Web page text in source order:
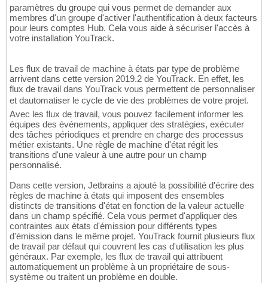
paramètres du groupe qui vous permet de demander aux
membres d'un groupe d'activer l'authentification à deux facteurs
pour leurs comptes Hub. Cela vous aide à sécuriser l'accès à
votre installation YouTrack.
Les flux de travail de machine à états par type de problème
arrivent dans cette version 2019.2 de YouTrack. En effet, les
flux de travail dans YouTrack vous permettent de personnaliser
et dautomatiser le cycle de vie des problèmes de votre projet.
Avec les flux de travail, vous pouvez facilement informer les
équipes des événements, appliquer des stratégies, exécuter
des tâches périodiques et prendre en charge des processus
métier existants. Une règle de machine d'état régit les
transitions d'une valeur à une autre pour un champ
personnalisé.
Dans cette version, Jetbrains a ajouté la possibilité d'écrire des
règles de machine à états qui imposent des ensembles
distincts de transitions d'état en fonction de la valeur actuelle
dans un champ spécifié. Cela vous permet d'appliquer des
contraintes aux états d'émission pour différents types
d'émission dans le même projet. YouTrack fournit plusieurs flux
de travail par défaut qui couvrent les cas d'utilisation les plus
généraux. Par exemple, les flux de travail qui attribuent
automatiquement un problème à un propriétaire de sous-
système ou traitent un problème en double.